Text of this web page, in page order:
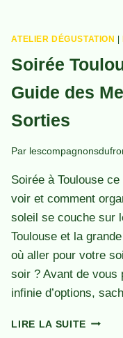
ATELIER DÉGUSTATION
Soirée
Guide des
Sorties
Par
Soirée à Toulouse
voir et comment
soleil se couche sur
Toulouse et la
où aller pour votre
soir ? Avant de vous
infinie d’options,
LIRE LA SUITE SOIRÉE